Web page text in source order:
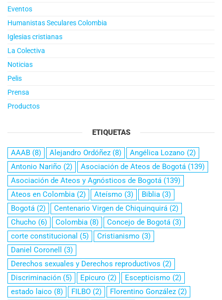
Eventos
Humanistas Seculares Colombia
Iglesias cristianas
La Colectiva
Noticias
Pelis
Prensa
Productos
ETIQUETAS
AAAB (8) Alejandro Ordóñez (8) Angélica Lozano (2)
Antonio Nariño (2) Asociación de Ateos de Bogotá (139)
Asociación de Ateos y Agnósticos de Bogotá (139)
Ateos en Colombia (2) Ateísmo (3) Biblia (3)
Bogotá (2) Centenario Virgen de Chiquinquirá (2)
Chucho (6) Colombia (8) Concejo de Bogotá (3)
corte constitucional (5) Cristianismo (3)
Daniel Coronell
(3)
Derechos sexuales y Derechos reproductivos (2)
Discriminación (5) Epicuro (2) Escepticismo (2)
estado laico (8) FILBO (2) Florentino González (2)